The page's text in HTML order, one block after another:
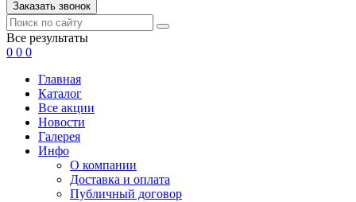
Заказать звонок
Все результаты
0 0 0
Главная
Каталог
Все акции
Новости
Галерея
Инфо
О компании
Доставка и оплата
Публичный договор